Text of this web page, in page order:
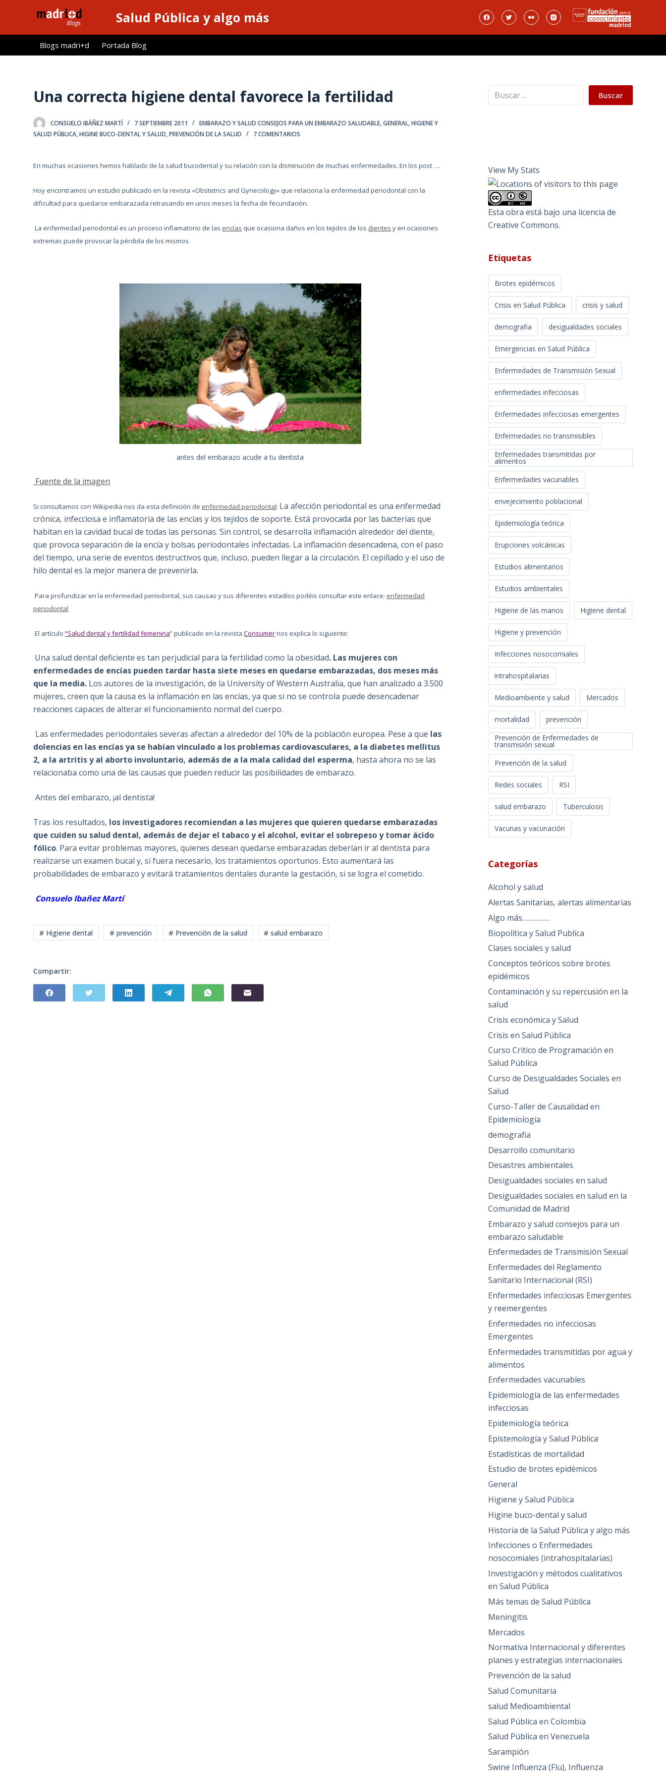
l
Salud Pública y algo más
Blogs madri+d Portada Blog
Una correcta higiene dental favorece la fertilidad
CONSUELO IBÁÑEZ MARTÍ 7 SEPTIEMBRE 2011 EMBARAZO Y SALUD CONSEJOS PARA UN EMBARAZO SALUDABLE,GENERAL,HIGIENE Y
SALUD PÚBLICA,HIGINE BUCO-DENTAL Y SALUD,PREVENCIÓN DE LA SALUD 7 COMENTARIOS
En muchas ocasiones hemos hablado de la salud bucodental y su relación con la disminución de muchas enfermedades. En los post ….
Hoy encontramos un estudio publicado en la revista «Obstetrics and Gynecology» que relaciona la enfermedad periodontal con la
dificultad para quedarse embarazada retrasando en unos meses la fecha de fecundación.
La enfermedad periodontal es un proceso inflamatorio de las encías que ocasiona daños en los tejidos de los dientes y en ocasiones
extremas puede provocar la pérdida de los mismos.
antes del embarazo acude a tu dentista
Fuente de la imagen
Si consultamos con Wikipedia nos da esta definición de enfermedad periodontal: La afección periodontal es una enfermedad
crónica, infecciosa e inflamatoria de las encías y los tejidos de soporte. Está provocada por las bacterias que
habitan en la cavidad bucal de todas las personas. Sin control, se desarrolla inflamación alrededor del diente,
que provoca separación de la encía y bolsas periodontales infectadas. La inflamación desencadena, con el paso
del tiempo, una serie de eventos destructivos que, incluso, pueden llegar a la circulación. El cepillado y el uso de
hilo dental es la mejor manera de prevenirla.
Para profundizar en la enfermedad periodontal, sus causas y sus diferentes estadíos podéis consultar este enlace: enfermedad
periodontal
El artículo“Salud dental y fertilidad femenina” publicado en la revistaConsumernos explica lo siguiente:
Una salud dental deficiente es tan perjudicial para la fertilidad como la obesidad. Las mujeres con
enfermedades de encías pueden tardar hasta siete meses en quedarse embarazadas, dos meses más
que la media. Los autores de la investigación, de la University of Western Australia, que han analizado a 3.500
mujeres, creen que la causa es la inflamación en las encías, ya que si no se controla puede desencadenar
reacciones capaces de alterar el funcionamiento normal del cuerpo.
Las enfermedades periodontales severas afectan a alrededor del 10% de la población europea. Pese a que las
dolencias en las encías ya se habían vinculado a los problemas cardiovasculares, a la diabetes mellitus
2, a la artritis y al aborto involuntario, además de a la mala calidad del esperma, hasta ahora no se las
relacionaba como una de las causas que pueden reducir las posibilidades de embarazo.
Antes del embarazo, ¡al dentista!
Tras los resultados, los investigadores recomiendan a las mujeres que quieren quedarse embarazadas
que cuiden su salud dental, además de dejar el tabaco y el alcohol, evitar el sobrepeso y tomar ácido
fólico. Para evitar problemas mayores, quienes desean quedarse embarazadas deberían ir al dentista para
realizarse un examen bucal y, si fuera necesario, los tratamientos oportunos. Esto aumentará las
probabilidades de embarazo y evitará tratamientos dentales durante la gestación, si se logra el cometido.
Consuelo Ibañez Martí
# Higiene dental # prevención # Prevención de la salud # salud embarazo
Compartir:
Buscar Buscar
View My Stats
Esta obra está bajo una licencia de
Creative Commons.
Etiquetas
Brotes epidémicos
Crisis en Salud Pública crisis y salud
demografia desigualdades sociales
Emergencias en Salud Pública
Enfermedades de Transmisión Sexual
enfermedades infecciosas
Enfermedades infecciosas emergentes
Enfermedades no transmisibles
Enfermedades transmitidas por
alimentos
Enfermedades vacunables
envejecimiento poblacional
Epidemiología teórica
Erupciones volcánicas
Estudios alimentarios
Estudios ambientales
Higiene de las manos Higiene dental
Higiene y prevención
Infecciones nosocomiales
intrahospitalarias
Medioambiente y salud Mercados
mortalidad
prevención
Prevención de Enfermedades de
transmisión sexual
Prevención de la salud
Redes sociales RSI
salud embarazo Tuberculosis
Vacunas y vacunación
Categorías
Alcohol y salud
Alertas Sanitarias, alertas alimentarias
Algo más……………
Biopolítica y Salud Publica
Clases sociales y salud
Conceptos teóricos sobre brotes
epidémicos
Contaminación y su repercusión en la
salud
Crisis económica y Salud
Crisis en Salud Pública
Curso Critico de Programación en
Salud Pública
Curso de Desigualdades Sociales en
Salud
Curso-Taller de Causalidad en
Epidemiología
demografia
Desarrollo comunitario
Desastres ambientales
Desigualdades sociales en salud
Desigualdades sociales en salud en la
Comunidad de Madrid
Embarazo y salud consejos para un
embarazo saludable
Enfermedades de Transmisión Sexual
Enfermedades del Reglamento
Sanitario Internacional (RSI)
Enfermedades infecciosas Emergentes
y reemergentes
Enfermedades no infecciosas
Emergentes
Enfermedades transmitidas por agua y
alimentos
Enfermedades vacunables
Epidemiología de las enfermedades
infecciosas
Epidemiología teórica
Epistemología y Salud Pública
Estadísticas de mortalidad
Estudio de brotes epidémicos
General
Higiene y Salud Pública
Higine buco-dental y salud
Historia de la Salud Pública y algo más
Infecciones o Enfermedades
nosocomiales (intrahospitalarias)
Investigación y métodos cualitativos
en Salud Pública
Más temas de Salud Pública
Meningitis
Mercados
Normativa Internacional y diferentes
planes y estrategias internacionales
Prevención de la salud
Salud Comunitaria
salud Medioambiental
Salud Pública en Colombia
Salud Pública en Venezuela
Sarampión
Swine Influenza (Flu), Influenza